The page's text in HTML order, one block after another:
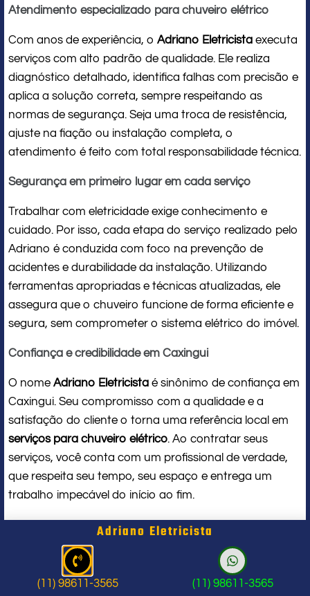
Atendimento especializado para chuveiro elétrico
Com anos de experiência, o Adriano Eletricista executa
serviços com alto padrão de qualidade. Ele realiza
diagnóstico detalhado, identifica falhas com precisão e
aplica a solução correta, sempre respeitando as
normas de segurança. Seja uma troca de resistência,
ajuste na fiação ou instalação completa, o
atendimento é feito com total responsabilidade técnica.
Segurança em primeiro lugar em cada serviço
Trabalhar com eletricidade exige conhecimento e
cuidado. Por isso, cada etapa do serviço realizado pelo
Adriano é conduzida com foco na prevenção de
acidentes e durabilidade da instalação. Utilizando
ferramentas apropriadas e técnicas atualizadas, ele
assegura que o chuveiro funcione de forma eficiente e
segura, sem comprometer o sistema elétrico do imóvel.
Confiança e credibilidade em Caxingui
O nome Adriano Eletricista é sinônimo de confiança em
Caxingui. Seu compromisso com a qualidade e a
satisfação do cliente o torna uma referência local em
serviços para chuveiro elétrico. Ao contratar seus
serviços, você conta com um profissional de verdade,
que respeita seu tempo, seu espaço e entrega um
trabalho impecável do início ao fim.
Problema com chuveiro: sinais que
indicam a hora de chamar um
profissional
Adriano Eletricista
(11) 98611-3565 (11) 98611-3565